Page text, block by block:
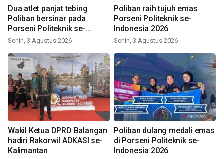
Dua atlet panjat tebing
Poliban bersinar pada
Porseni Politeknik se-
Indonesia 2026
Senin, 3 Agustus 2026
Poliban raih tujuh emas
Porseni Politeknik se-
Indonesia 2026
Senin, 3 Agustus 2026
Wakil Ketua DPRD Balangan
hadiri Rakorwil ADKASI se-
Kalimantan
Poliban dulang medali emas
di Porseni Politeknik se-
Indonesia 2026